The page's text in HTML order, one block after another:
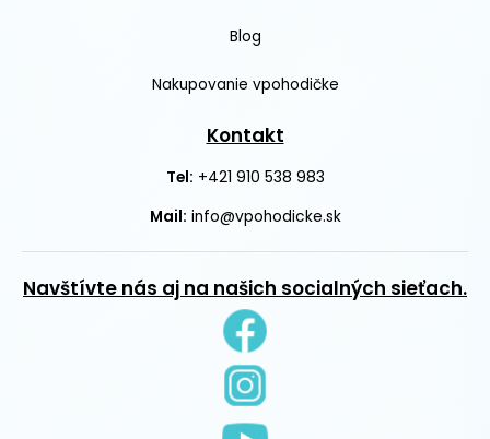
Blog
Nakupovanie vpohodičke
Kontakt
Tel: +421 910 538 983
Mail: info@vpohodicke.sk
Navštívte nás aj na našich socialných sieťach.